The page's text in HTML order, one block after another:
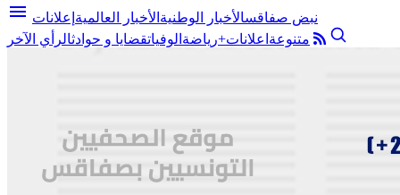
menu نبض صفاقسالأخبار الوطنية الأخبار العالمية إعلانات
متنوعة اعلانات+رياضة الوفياتقضايا و حوادثالرأي الآخر